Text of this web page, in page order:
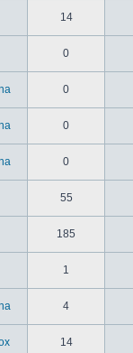
14
0
0
0
0
55
185
1
4
14